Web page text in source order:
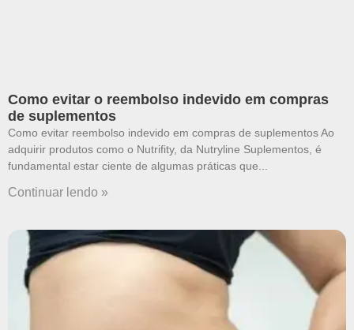
Como evitar o reembolso indevido em compras
de suplementos
Como evitar reembolso indevido em compras de suplementos Ao
adquirir produtos como o Nutrifity, da Nutryline Suplementos, é
fundamental estar ciente de algumas práticas que
Continuar lendo »